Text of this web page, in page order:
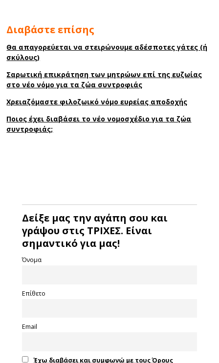
Διαβάστε επίσης
Θα απαγορεύεται να στειρώνουμε αδέσποτες γάτες (ή
σκύλους)
Σαρωτική επικράτηση των μητρώων επί της ευζωίας
στο νέο νόμο για τα ζώα συντροφιάς
Χρειαζόμαστε φιλοζωικό νόμο ευρείας αποδοχής
Ποιος έχει διαβάσει το νέο νομοσχέδιο για τα ζώα
συντροφιάς;
Δείξε μας την αγάπη σου και
γράψου στις ΤΡΙΧΕΣ. Είναι
σημαντικό για μας!
Όνομα
Επίθετο
Email
Έχω διαβάσει και συμφωνώ με τους Όρους